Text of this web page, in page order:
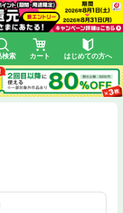
検索 カート はじめての方へ